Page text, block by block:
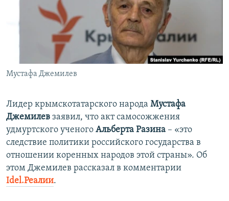
ПОБЕДИТЕЛЕЙ НЕ СУДЯТ?
КРЫМ.НЕПОКОРЕННЫЙ
УКРАИНСКАЯ ПРОБЛЕМА КРЫМА
ПРИСОЕДИНЯЙТЕСЬ!
Все сайты RFE/RL
Мустафа Джемилев
Лидер крымскотатарского народа Мустафа
Джемилев заявил, что акт самосожжения
удмуртского ученого Альберта Разина – «это
следствие политики российского государства в
отношении коренных народов этой страны». Об
этом Джемилев рассказал в комментарии
Idel.Реалии.